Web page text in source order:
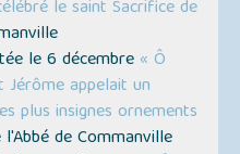
le saint Sacrifice de
le 6 décembre « Ô
Jérôme appelait un
plus insignes ornements
l'Abbé de Commanville